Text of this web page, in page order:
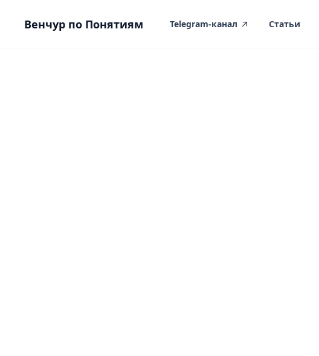
Венчур по Понятиям Telegram-канал Статьи